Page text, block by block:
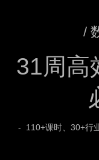
/
31周高
- 110+课时、30+行